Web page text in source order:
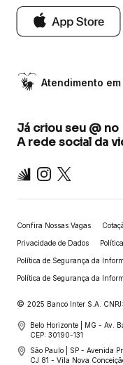
Atendimento
Já criou seu @ no
A rede social da
Inter Instagram
X
Confira Nossas Vagas
Privacidade de Dados
Política de Segurança da
Política de Segurança da
© 2025 Banco Inter S.A.
Belo Horizonte | MG - Av.
CEP: 30190-131
São Paulo | SP - Avenida
CJ 81 - Vila Nova